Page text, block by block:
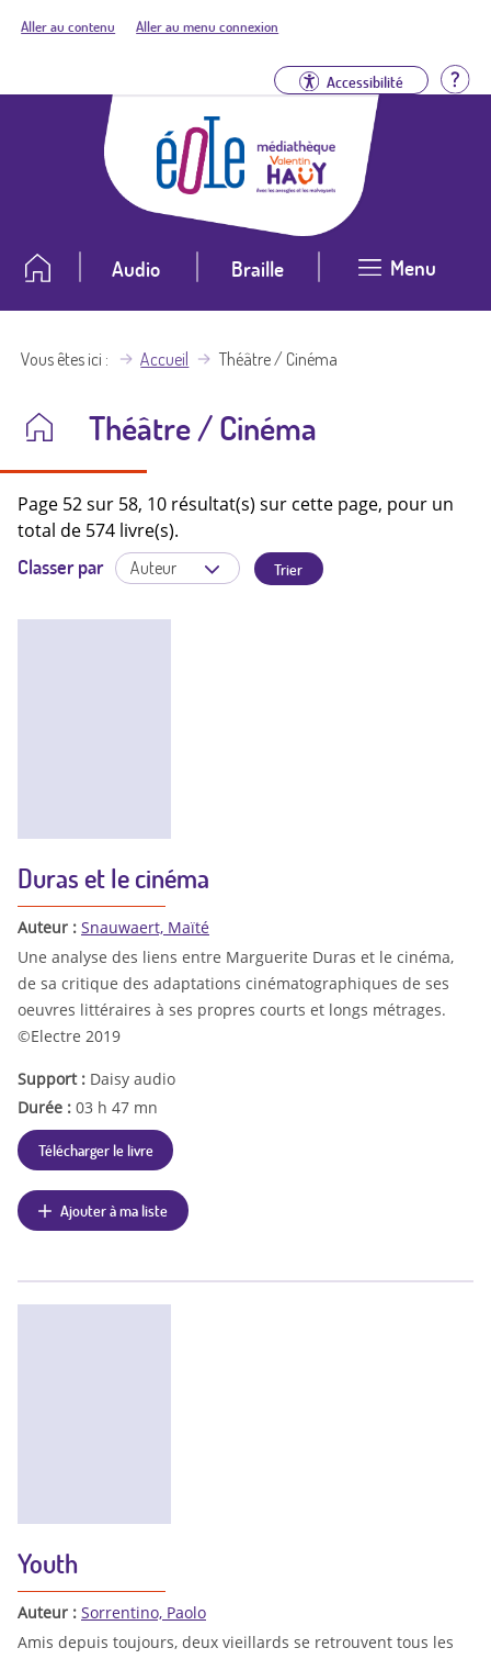
Aller au contenu Aller au menu connexion
Accessibilité
Audio Braille Menu
Vous êtes ici Accueil Théâtre / Cinéma
Théâtre / Cinéma
Page 52 sur 58, 10 résultat(s) sur cette page, pour un
total de 574 livre(s).
Classer par
Duras et le cinéma
Auteur : Snauwaert, Maïté
Une analyse des liens entre Marguerite Duras et le cinéma,
de sa critique des adaptations cinématographiques de ses
oeuvres littéraires à ses propres courts et longs métrages.
©Electre 2019
Support : Daisy audio
Durée : 03 h 47 mn
Télécharger le livre
Ajouter à ma liste
Youth
Auteur : Sorrentino, Paolo
Amis depuis toujours, deux vieillards se retrouvent tous les